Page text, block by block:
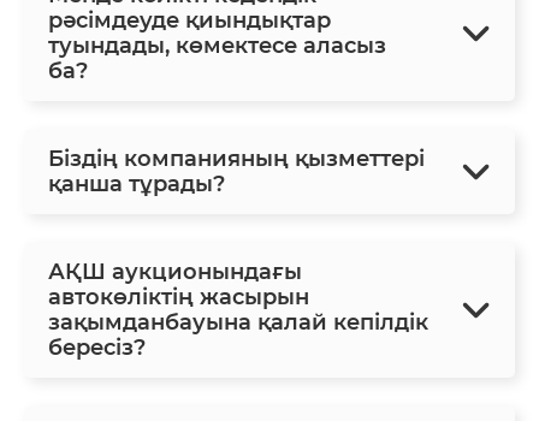
рәсімдеуде қиындықтар
туындады, көмектесе аласыз
ба?
Біздің компанияның қызметтері
қанша тұрады?
АҚШ аукционындағы
автокөліктің жасырын
зақымданбауына қалай кепілдік
бересіз?